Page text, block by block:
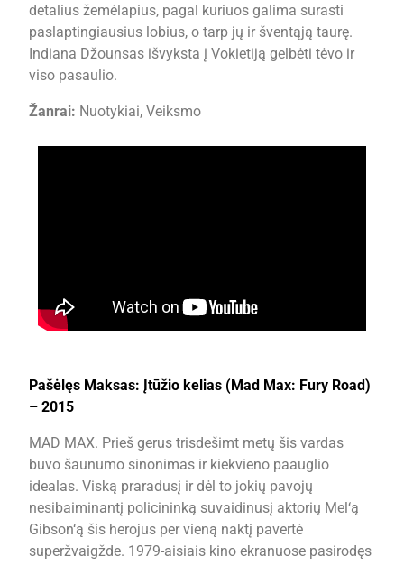
detalius žemėlapius, pagal kuriuos galima surasti
paslaptingiausius lobius, o tarp jų ir šventąją taurę.
Indiana Džounsas išvyksta į Vokietiją gelbėti tėvo ir
viso pasaulio.
Žanrai: Nuotykiai, Veiksmo
Pašėlęs Maksas: Įtūžio kelias (Mad Max: Fury Road)
– 2015
MAD MAX. Prieš gerus trisdešimt metų šis vardas
buvo šaunumo sinonimas ir kiekvieno paauglio
idealas. Viską praradusį ir dėl to jokių pavojų
nesibaiminantį policininką suvaidinusį aktorių Mel‘ą
Gibson‘ą šis herojus per vieną naktį pavertė
superžvaigžde. 1979-aisiais kino ekranuose pasirodęs